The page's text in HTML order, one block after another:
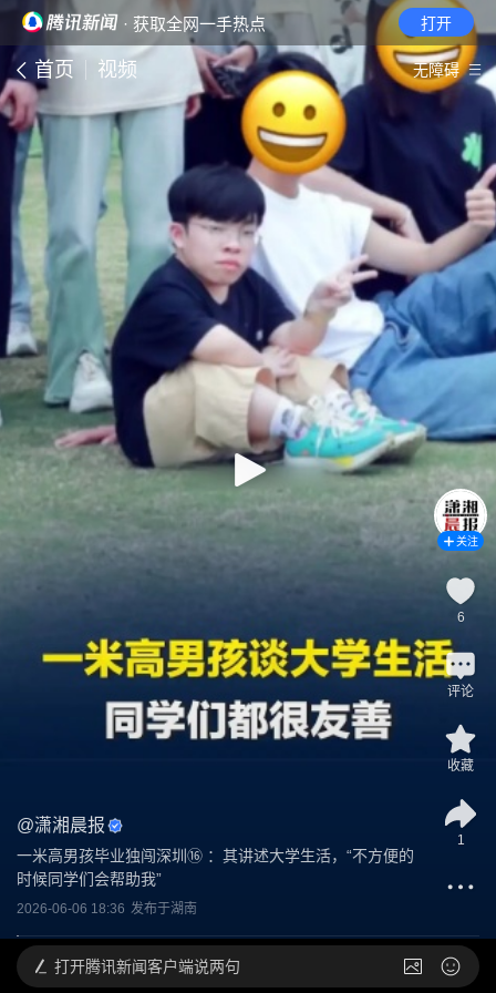
· 获取全网一手热点 打开
首页 视频 无障碍
@潇湘晨报
一米高男孩毕业独闯深圳⑯ ：其讲述大学生活，“不方便的
时候同学们会帮助我”
2026-06-06 18:36 发布于湖南
关注
6
评论
收藏
1
打开腾讯新闻客户端说两句